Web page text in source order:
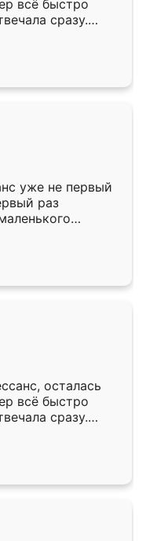
всё быстро
сразу.
подошёл к
Собрали
даже
уже не первый
раз
,во второй раз
очень
быстрая,
разнообразный.
потребуется из
здесь.
осталась
всё быстро
сразу.
подошёл к
Собрали
даже